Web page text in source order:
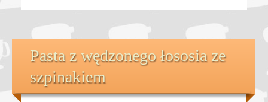
Pasta z wędzonego łososia ze
szpinakiem